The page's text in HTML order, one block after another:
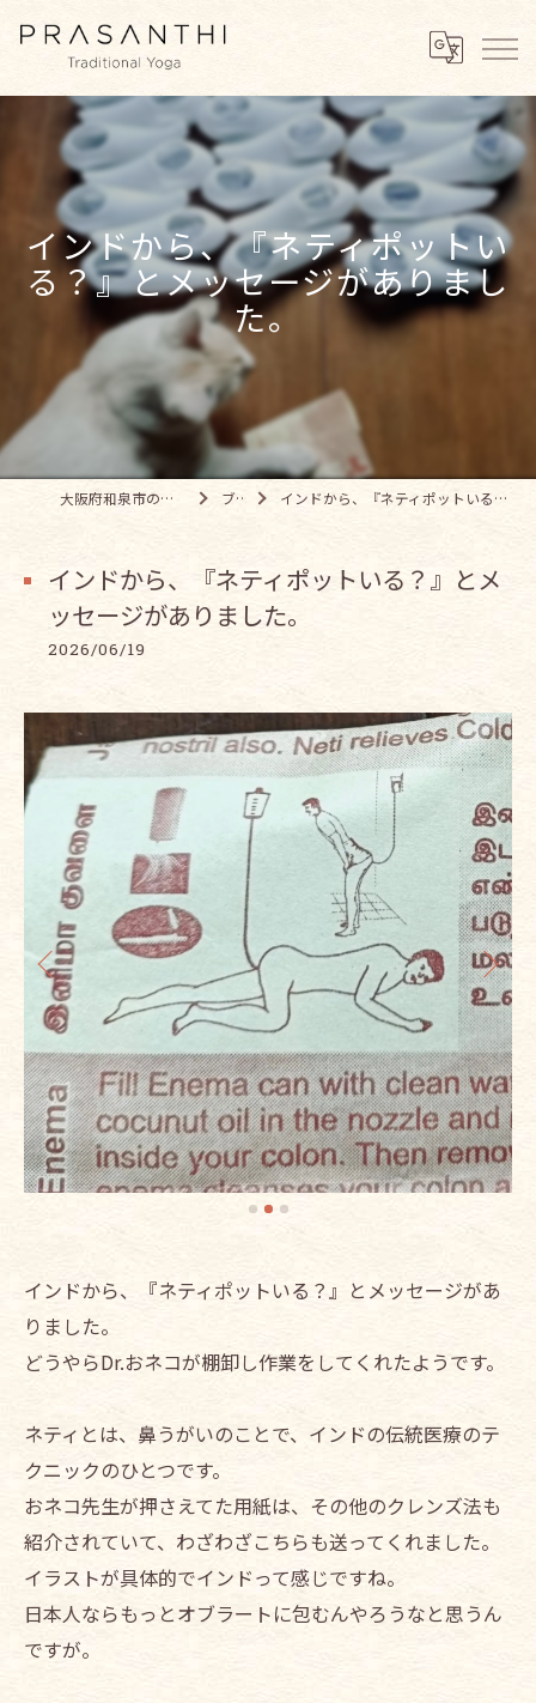
インドから、『ネティポットい
る？』とメッセージがありまし
た。
大阪府和泉市のヨガならPRASANTHI ブログ インドから、『ネティポットいる？』とメッセージがありました。
インドから、『ネティポットいる？』とメ
ッセージがありました。
2026/06/19
インドから、『ネティポットいる？』とメッセージがあ
りました。
どうやらDr.おネコが棚卸し作業をしてくれたようです。
ネティとは、鼻うがいのことで、インドの伝統医療のテ
クニックのひとつです。
おネコ先生が押さえてた用紙は、その他のクレンズ法も
紹介されていて、わざわざこちらも送ってくれました。
イラストが具体的でインドって感じですね。
日本人ならもっとオブラートに包むんやろうなと思うん
ですが。